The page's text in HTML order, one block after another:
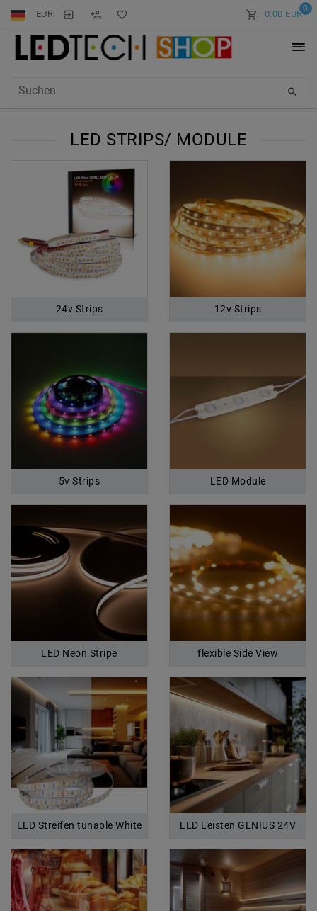
EUR 0
0,00 EUR
LED STRIPS/ MODULE
24v Strips 12v Strips
5v Strips LED Module
LED Neon Stripe flexible Side View
LED Streifen tunable White LED Leisten GENIUS 24V